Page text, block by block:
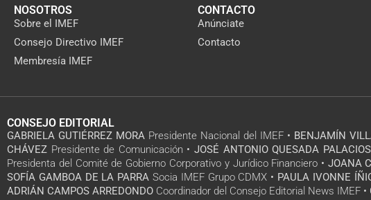
NOSOTROS
Sobre el IMEF
Consejo Directivo IMEF
Membresía IMEF
CONTACTO
Anúnciate
Contacto
CONSEJO EDITORIAL
GABRIELA GUTIÉRREZ MORA Presidente Nacional del IMEF • BENJAMÍN
CHÁVEZ Presidente de Comunicación • JOSÉ ANTONIO QUESADA PALACIOS
Presidenta del Comité de Gobierno Corporativo y Jurídico Financiero • JOANA
SOFÍA GAMBOA DE LA PARRA Socia IMEF Grupo CDMX • PAULA IVONNE
ADRIÁN CAMPOS ARREDONDO Coordinador del Consejo Editorial News IMEF •